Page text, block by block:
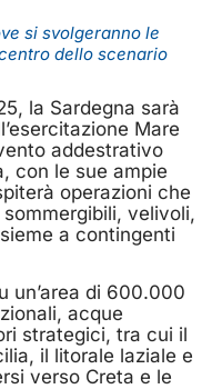
si svolgeranno le
dello scenario
la Sardegna sarà
Mare
addestrativo
con le sue ampie
operazioni che
velivoli,
a contingenti
un’area di 600.000
acque
strategici, tra cui il
il litorale laziale e
verso Creta e le